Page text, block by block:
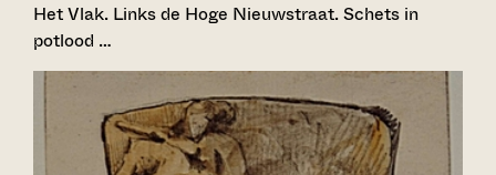
Het Vlak. Links de Hoge Nieuwstraat. Schets in
potlood …